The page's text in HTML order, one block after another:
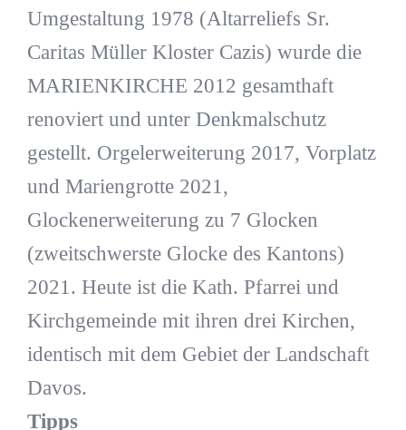
Umgestaltung 1978 (Altarreliefs Sr.
Caritas Müller Kloster Cazis) wurde die
MARIENKIRCHE 2012 gesamthaft
renoviert und unter Denkmalschutz
gestellt. Orgelerweiterung 2017, Vorplatz
und Mariengrotte 2021,
Glockenerweiterung zu 7 Glocken
(zweitschwerste Glocke des Kantons)
2021. Heute ist die Kath. Pfarrei und
Kirchgemeinde mit ihren drei Kirchen,
identisch mit dem Gebiet der Landschaft
Davos.
Tipps